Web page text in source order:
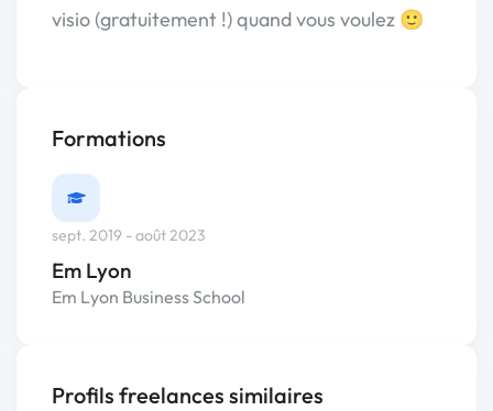
visio (gratuitement !) quand vous voulez 🙂
Formations
sept. 2019 - août 2023
Em Lyon
Em Lyon Business School
Profils freelances similaires